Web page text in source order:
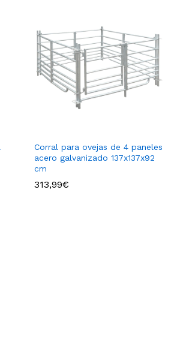
Corral para ovejas de 4 paneles
acero galvanizado 137x137x92
cm
313,99€
313,99€